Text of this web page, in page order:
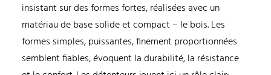
insistant sur des formes fortes, réalisées avec un
matériau de base solide et compact – le bois. Les
formes simples, puissantes, finement proportionnées
semblent fiables, évoquent la durabilité, la résistance